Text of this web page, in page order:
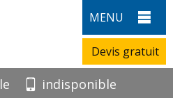
MENU
Devis gratuit
indisponible